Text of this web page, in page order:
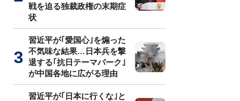
戦を迫る独裁政権の末期症
状
習近平が｢愛国心｣を煽った
不気味な結果…日本兵を撃
退する｢抗日テーマパーク｣
が中国各地に広がる理由
習近平が｢日本に行くな｣と